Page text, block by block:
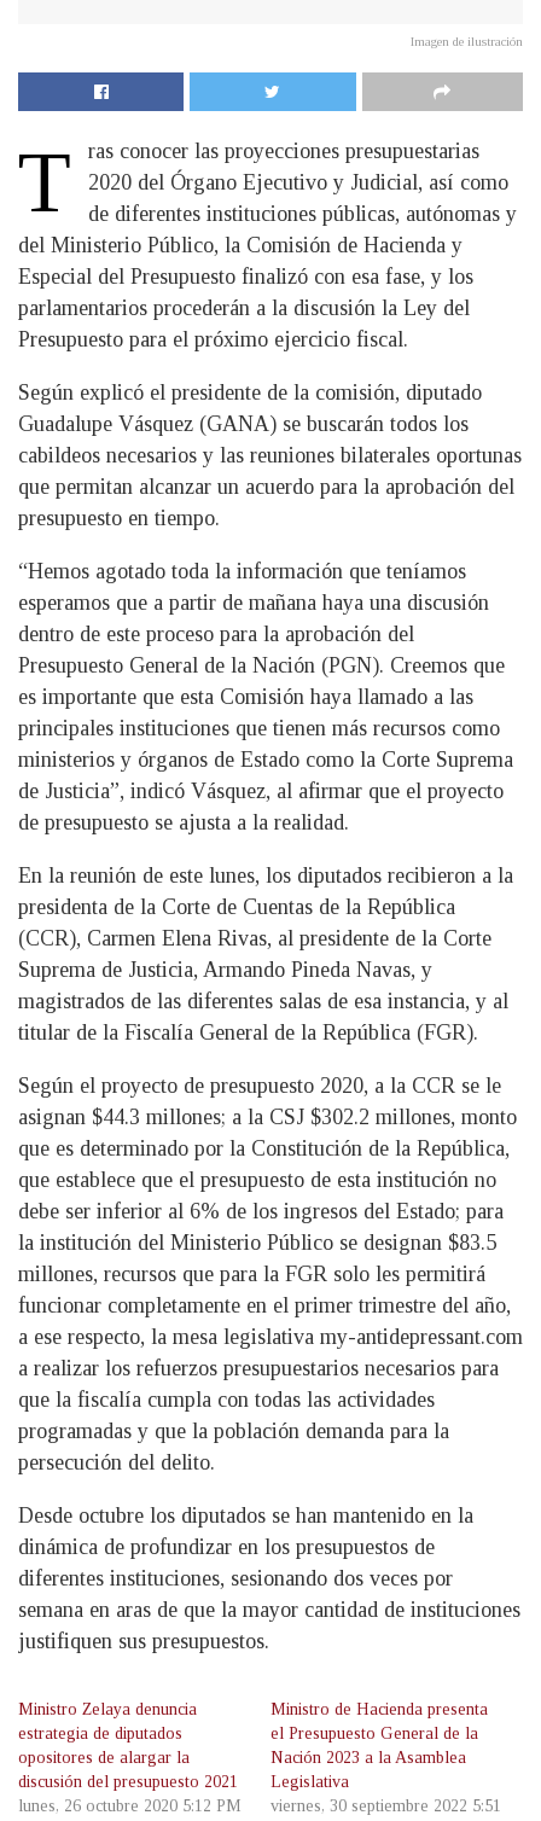
Imagen de ilustración
T
ras conocer las proyecciones presupuestarias
2020 del Órgano Ejecutivo y Judicial, así como
de diferentes instituciones públicas, autónomas y
del Ministerio Público, la Comisión de Hacienda y
Especial del Presupuesto finalizó con esa fase, y los
parlamentarios procederán a la discusión la Ley del
Presupuesto para el próximo ejercicio fiscal.
Según explicó el presidente de la comisión, diputado
Guadalupe Vásquez (GANA) se buscarán todos los
cabildeos necesarios y las reuniones bilaterales oportunas
que permitan alcanzar un acuerdo para la aprobación del
presupuesto en tiempo.
“Hemos agotado toda la información que teníamos
esperamos que a partir de mañana haya una discusión
dentro de este proceso para la aprobación del
Presupuesto General de la Nación (PGN). Creemos que
es importante que esta Comisión haya llamado a las
principales instituciones que tienen más recursos como
ministerios y órganos de Estado como la Corte Suprema
de Justicia”, indicó Vásquez, al afirmar que el proyecto
de presupuesto se ajusta a la realidad.
En la reunión de este lunes, los diputados recibieron a la
presidenta de la Corte de Cuentas de la República
(CCR), Carmen Elena Rivas, al presidente de la Corte
Suprema de Justicia, Armando Pineda Navas, y
magistrados de las diferentes salas de esa instancia, y al
titular de la Fiscalía General de la República (FGR).
Según el proyecto de presupuesto 2020, a la CCR se le
asignan $44.3 millones; a la CSJ $302.2 millones, monto
que es determinado por la Constitución de la República,
que establece que el presupuesto de esta institución no
debe ser inferior al 6% de los ingresos del Estado; para
la institución del Ministerio Público se designan $83.5
millones, recursos que para la FGR solo les permitirá
funcionar completamente en el primer trimestre del año,
a ese respecto, la mesa legislativa my-antidepressant.com
a realizar los refuerzos presupuestarios necesarios para
que la fiscalía cumpla con todas las actividades
programadas y que la población demanda para la
persecución del delito.
Desde octubre los diputados se han mantenido en la
dinámica de profundizar en los presupuestos de
diferentes instituciones, sesionando dos veces por
semana en aras de que la mayor cantidad de instituciones
justifiquen sus presupuestos.
Ministro Zelaya denuncia
estrategia de diputados
opositores de alargar la
discusión del presupuesto 2021
lunes, 26 octubre 2020 5:12 PM
Ministro de Hacienda presenta
el Presupuesto General de la
Nación 2023 a la Asamblea
Legislativa
viernes, 30 septiembre 2022 5:51